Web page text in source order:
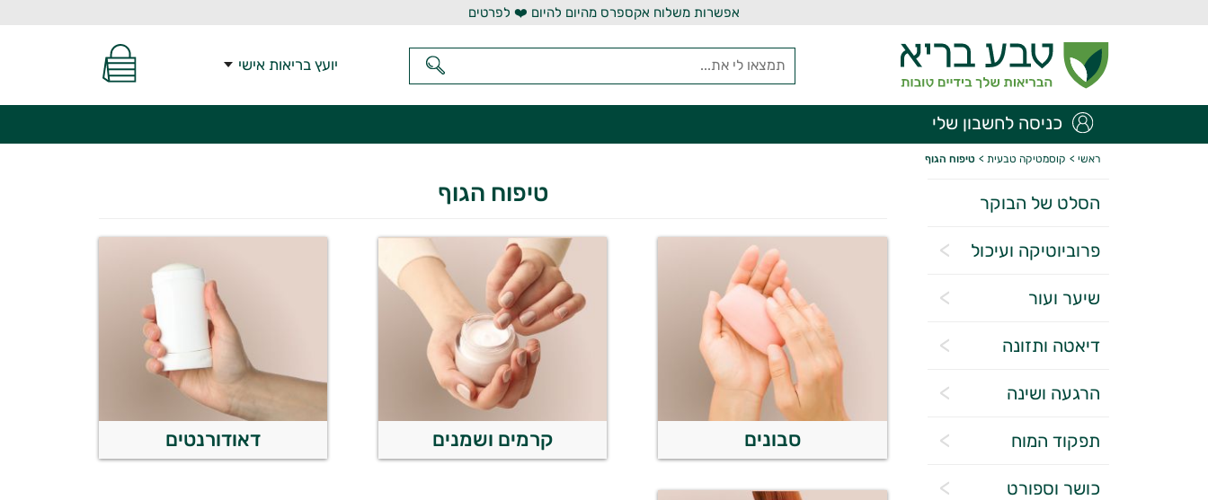
אפשרות משלוח אקספרס מהיום להיום ❤️ לפרטים
יועץ בריאות אישי
כניסה לחשבון שלי
ראשי > קוסמטיקה טבעית > טיפוח הגוף
הסלט של הבוקר
פרוביוטיקה ועיכול
שיער ועור
דיאטה ותזונה
הרגעה ושינה
תפקוד המוח
כושר וספורט
טיפוח הגוף
סבונים קרמים ושמנים דאודורנטים